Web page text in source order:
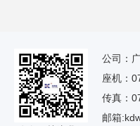
公司：
座机：
传真：
邮箱